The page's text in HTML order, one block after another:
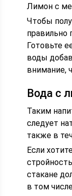
Лимон с
Чтобы
правильно
Готовьте
воды
внимание,
Вода с
Таким
следует
также в
Если
стакане
в том